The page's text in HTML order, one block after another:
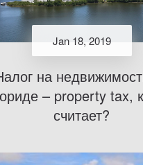
Jan 18, 2019
на
– property tax,
считает?